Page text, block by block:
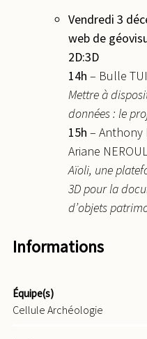
Vendredi 3
web de
2D:3D
14h – Bulle
Mettre à
données : le
15h – Anthony
Ariane
Aïoli, une
3D pour la
d’objets
Informations
Équipe(s)
Cellule Archéologie